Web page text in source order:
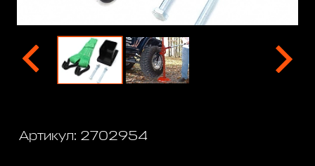
Артикул: 2702954